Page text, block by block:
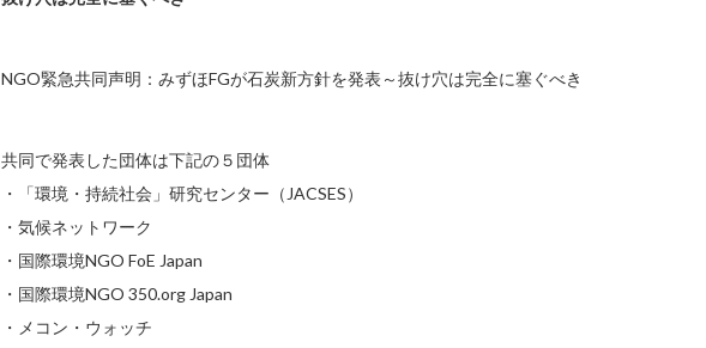
NGO緊急共同声明：みずほFGが石炭新方針を発表～抜け穴は完全に塞ぐべき
共同で発表した団体は下記の５団体
・「環境・持続社会」研究センター（JACSES）
・気候ネットワーク
・国際環境NGO FoE Japan
・国際環境NGO 350.org Japan
・メコン・ウォッチ